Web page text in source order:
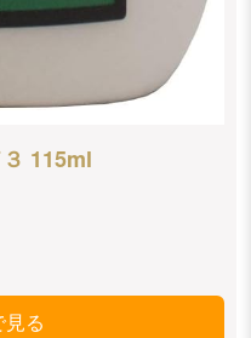
115ml
る